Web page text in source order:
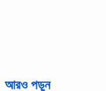
আরও পড়ুন